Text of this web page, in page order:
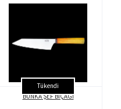
Tükendi
BUNKA ŞEF BIÇAĞI